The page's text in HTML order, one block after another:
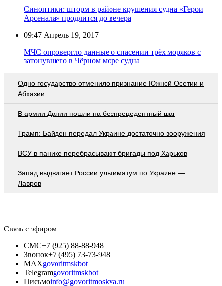
Синоптики: шторм в районе крушения судна «Герои
Арсенала» продлится до вечера
09:47 Апрель 19, 2017
МЧС опровергло данные о спасении трёх моряков с
затонувшего в Чёрном море судна
Одно государство отменило признание Южной Осетии и
Абхазии
В армии Дании пошли на беспрецедентный шаг
Трамп: Байден передал Украине достаточно вооружения
ВСУ в панике перебрасывают бригады под Харьков
Запад выдвигает России ультиматум по Украине —
Лавров
Связь с эфиром
СМС+7 (925) 88-88-948
Звонок+7 (495) 73-73-948
MAXgovoritmskbot
Telegramgovoritmskbot
Письмоinfo@govoritmoskva.ru